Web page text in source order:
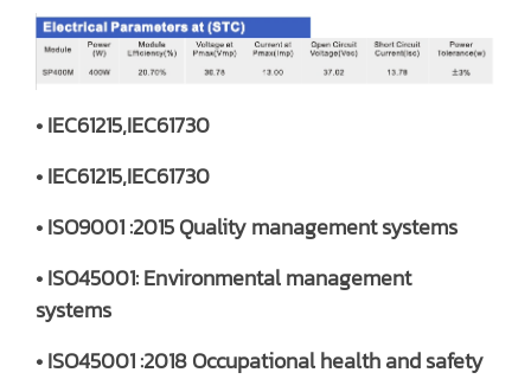
• IEC61215,IEC61730
• IEC61215,IEC61730
• ISO9001 :2015 Quality management systems
• ISO45001: Environmental management
systems
• ISO45001 :2018 Occupational health and safety